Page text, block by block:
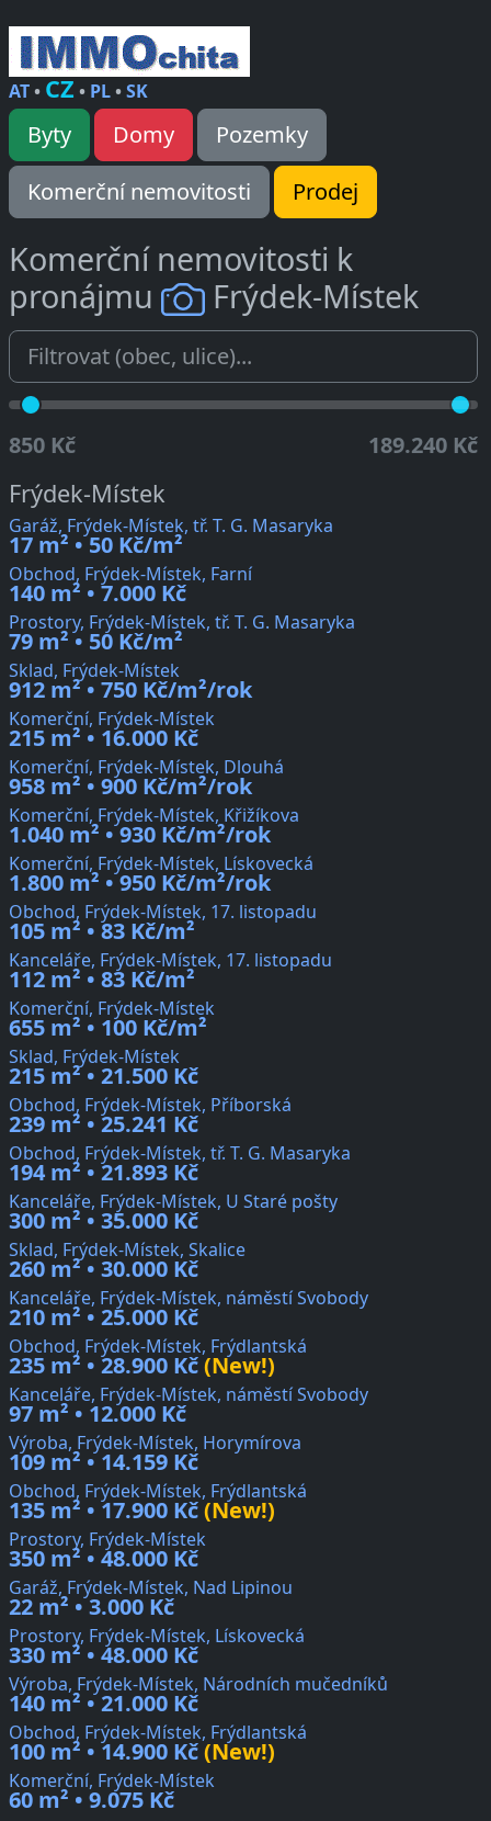
AT• CZ • PL•SK
Byty Domy
Pozemky
Komerční nemovitosti
Prodej
Komerční nemovitosti k
pronájmu
Frýdek-Místek
850 Kč 189.240 Kč
Frýdek-Místek
Garáž, Frýdek-Místek, tř. T. G. Masaryka
17 m² • 50 Kč/m²
Obchod, Frýdek-Místek, Farní
140 m² • 7.000 Kč
Prostory, Frýdek-Místek, tř. T. G. Masaryka
79 m² • 50 Kč/m²
Sklad, Frýdek-Místek
912 m² • 750 Kč/m²/rok
Komerční, Frýdek-Místek
215 m² • 16.000 Kč
Komerční, Frýdek-Místek, Dlouhá
958 m² • 900 Kč/m²/rok
Komerční, Frýdek-Místek, Křižíkova
1.040 m² • 930 Kč/m²/rok
Komerční, Frýdek-Místek, Lískovecká
1.800 m² • 950 Kč/m²/rok
Obchod, Frýdek-Místek, 17. listopadu
105 m² • 83 Kč/m²
Kanceláře, Frýdek-Místek, 17. listopadu
112 m² • 83 Kč/m²
Komerční, Frýdek-Místek
655 m² • 100 Kč/m²
Sklad, Frýdek-Místek
215 m² • 21.500 Kč
Obchod, Frýdek-Místek, Příborská
239 m² • 25.241 Kč
Obchod, Frýdek-Místek, tř. T. G. Masaryka
194 m² • 21.893 Kč
Kanceláře, Frýdek-Místek, U Staré pošty
300 m² • 35.000 Kč
Sklad, Frýdek-Místek, Skalice
260 m² • 30.000 Kč
Kanceláře, Frýdek-Místek, náměstí Svobody
210 m² • 25.000 Kč
Obchod, Frýdek-Místek, Frýdlantská
235 m² • 28.900 Kč(New!)
Kanceláře, Frýdek-Místek, náměstí Svobody
97 m² • 12.000 Kč
Výroba, Frýdek-Místek, Horymírova
109 m² • 14.159 Kč
Obchod, Frýdek-Místek, Frýdlantská
135 m² • 17.900 Kč(New!)
Prostory, Frýdek-Místek
350 m² • 48.000 Kč
Garáž, Frýdek-Místek, Nad Lipinou
22 m² • 3.000 Kč
Prostory, Frýdek-Místek, Lískovecká
330 m² • 48.000 Kč
Výroba, Frýdek-Místek, Národních mučedníků
140 m² • 21.000 Kč
Obchod, Frýdek-Místek, Frýdlantská
100 m² • 14.900 Kč(New!)
Komerční, Frýdek-Místek
60 m² • 9.075 Kč